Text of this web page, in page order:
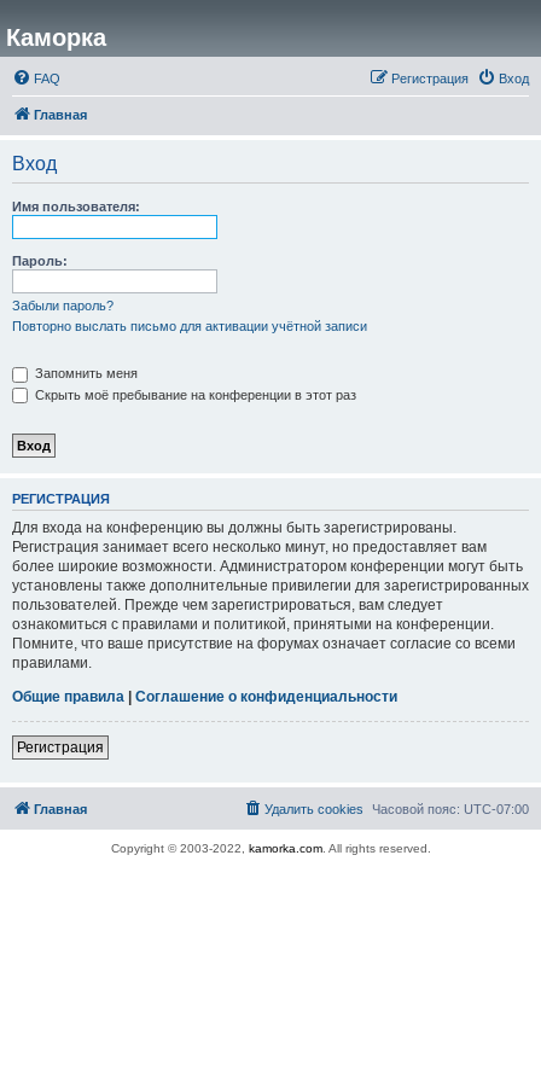
Каморка
FAQ Вход
Регистрация
Главная
Вход
Имя пользователя:
Пароль:
Забыли пароль?
Повторно выслать письмо для активации учётной записи
Запомнить меня
Скрыть моё пребывание на конференции в этот раз
РЕГИСТРАЦИЯ
Для входа на конференцию вы должны быть зарегистрированы.
Регистрация занимает всего несколько минут, но предоставляет вам
более широкие возможности. Администратором конференции могут быть
установлены также дополнительные привилегии для зарегистрированных
пользователей. Прежде чем зарегистрироваться, вам следует
ознакомиться с правилами и политикой, принятыми на конференции.
Помните, что ваше присутствие на форумах означает согласие со всеми
правилами.
Общие правила | Соглашение о конфиденциальности
Регистрация
Главная Часовой пояс: UTC-07:00
Удалить cookies
Copyright © 2003-2022, kamorka.com. All rights reserved.